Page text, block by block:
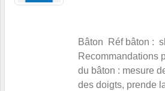
Bâton Réf bâton :
Recommandations
du bâton : mesure
des doigts, prende